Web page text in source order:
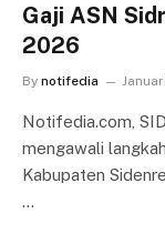
Gaji ASN
2026
By notifedia
Notifedia.com,
mengawali
Kabupaten
…